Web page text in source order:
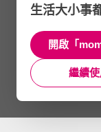
生活大小事
開啟「
繼續